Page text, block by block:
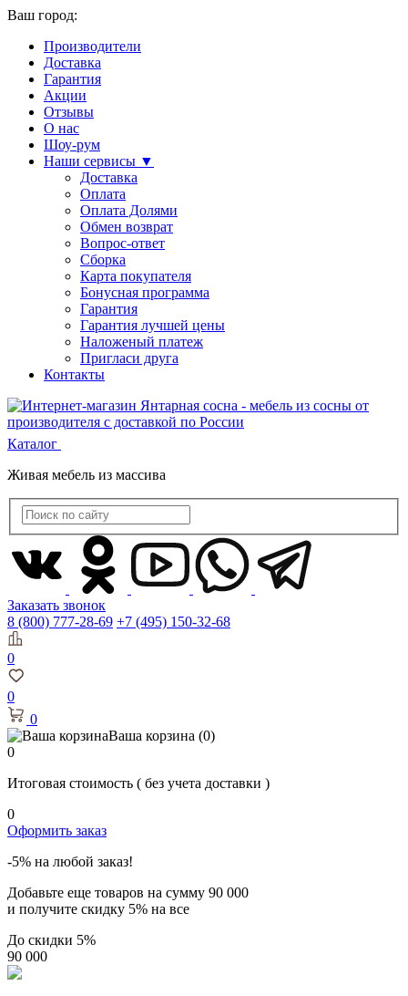
Ваш город:
Производители
Доставка
Гарантия
Акции
Отзывы
О нас
Шоу-рум
Наши сервисы ▼
Доставка
Оплата
Оплата Долями
Обмен возврат
Вопрос-ответ
Сборка
Карта покупателя
Бонусная программа
Гарантия
Гарантия лучшей цены
Наложеный платеж
Пригласи друга
Контакты
Каталог
Живая мебель из массива
Заказать звонок
8 (800) 777-28-69 +7 (495) 150-32-68
0
0
0
Ваша корзина (0)
0
Итоговая стоимость ( без учета доставки )
0
Оформить заказ
-5% на любой заказ!
Добавьте еще товаров на сумму 90 000
и получите скидку 5% на все
До скидки 5%
90 000